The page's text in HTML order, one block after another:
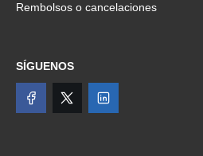
Rembolsos o cancelaciones
SÍGUENOS